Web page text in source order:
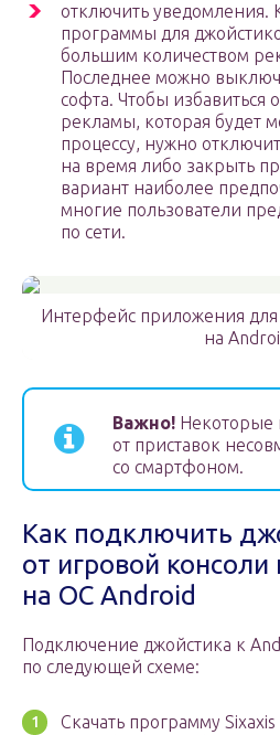
отключить уведомления.
программы для
большим количеством
Последнее можно
софта. Чтобы избавиться
рекламы, которая будет
процессу, нужно
на время либо закрыть
вариант наиболее
многие пользователи
по сети.
Интерфейс приложения для
на
Важно! Некоторые
от приставок
со смартфоном.
Как подключить
от игровой
на OC Android
Подключение джойстика к
по следующей схеме:
Скачать программу